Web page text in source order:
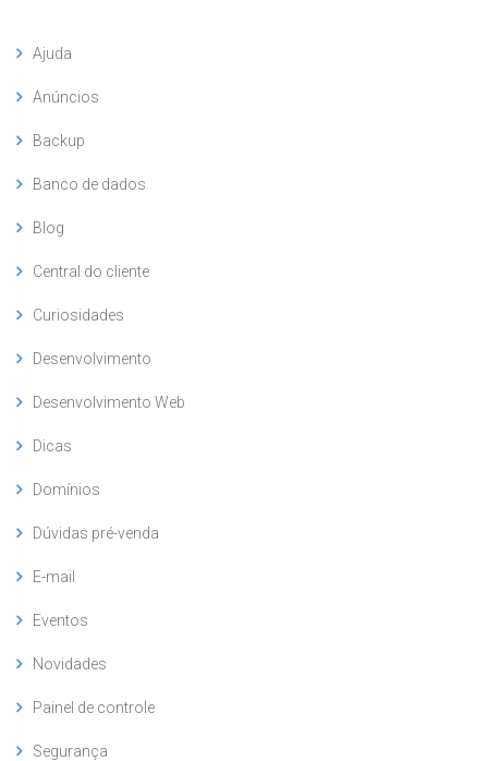
Ajuda
Anúncios
Backup
Banco de dados
Blog
Central do cliente
Curiosidades
Desenvolvimento
Desenvolvimento Web
Dicas
Domínios
Dúvidas pré-venda
E-mail
Eventos
Novidades
Painel de controle
Segurança